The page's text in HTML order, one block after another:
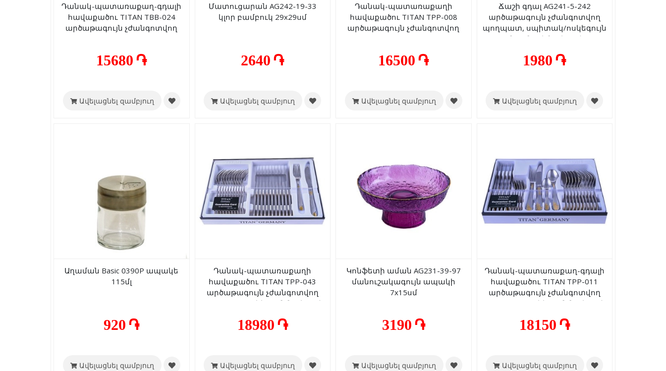
Դանակ-պատառաքաղ-գդալի
հավաքածու TITAN TBB-024
արծաթագույն չժանգոտվող
15680 ֏
Ավելացնել զամբյուղ
Մատուցարան AG242-19-33
կլոր բամբուկ 29x29սմ
2640 ֏
Ավելացնել զամբյուղ
Դանակ-պատառաքաղի
հավաքածու TITAN TPP-008
արծաթագույն չժանգոտվող
16500 ֏
Ավելացնել զամբյուղ
Ճաշի գդալ AG241-5-242
արծաթագույն չժանգոտվող
պողպատ, սպիտակ/ոսկեգույն
մարմարի նախշով
1980 ֏
Ավելացնել զամբյուղ
Աղաման Basic 0390P ապակե
115մլ
920 ֏
Ավելացնել զամբյուղ
Դանակ-պատառաքաղի
հավաքածու TITAN TPP-043
արծաթագույն չժանգոտվող
պողպատ ոսկեգույն նախշով
18980 ֏
Ավելացնել զամբյուղ
Կոնֆետի աման AG231-39-97
մանուշակագույն ապակի
7x15սմ
3190 ֏
Ավելացնել զամբյուղ
Դանակ-պատառաքաղ-գդալի
հավաքածու TITAN TPP-011
արծաթագույն չժանգոտվող
պողպատ ոսկեգույն նախշով
18150 ֏
Ավելացնել զամբյուղ